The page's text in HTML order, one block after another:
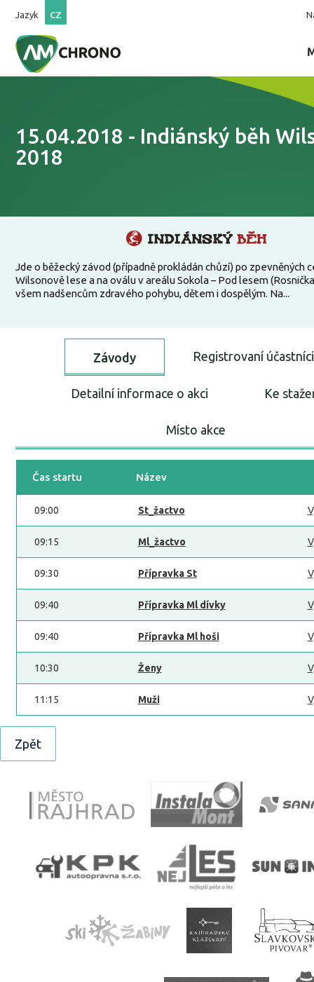
Jazyk CZ
15.04.2018 - Indiánský běh
2018
Jde o běžecký závod (případně prokládán chůzí) po zpevněných
Wilsonově lese a na oválu v areálu Sokola – Pod lesem
všem nadšencům zdravého pohybu, dětem i dospělým. Na...
Závody Registrovaní účastníci
Detailní informace o akci Ke
Místo akce
Čas startu Název
09:00 St_žactvo
09:15 Ml_žactvo
09:30 Přípravka St
09:40 Přípravka Ml dívky
09:40 Přípravka Ml hoši
10:30 Ženy
11:15 Muži
Zpět